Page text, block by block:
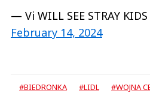
— Vi WILL SEE STRAY
February 14, 2024
#BIEDRONKA #LIDL
#WOJNA